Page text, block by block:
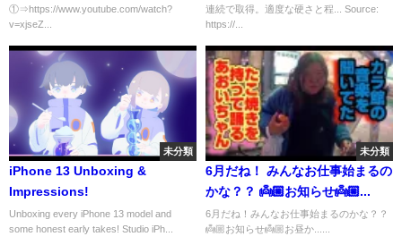
①⇒https://www.youtube.com/watch?
v=xjseZ...
連続で取得。適度な硬さと程... Source:
https://...
未分類
iPhone 13 Unboxing &
Impressions!
Unboxing every iPhone 13 model and
some honest early takes! Studio iPh...
未分類
6月だね！ みんなお仕事始まるの
かな？？ 👼🏼お知らせ👼🏼...
6月だね！みんなお仕事始まるのかな？？
👼🏼お知らせ👼🏼お昼か......